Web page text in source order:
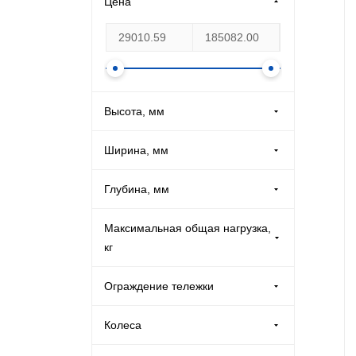
Медицинская мебель
Оборудование для общепита
Лабораторная мебель
Почтовые ящики
Опломбирование и опечатывание
Банковское оборудование
Высота, мм
Ширина, мм
Глубина, мм
Максимальная общая нагрузка,
кг
Ограждение тележки
Колеса